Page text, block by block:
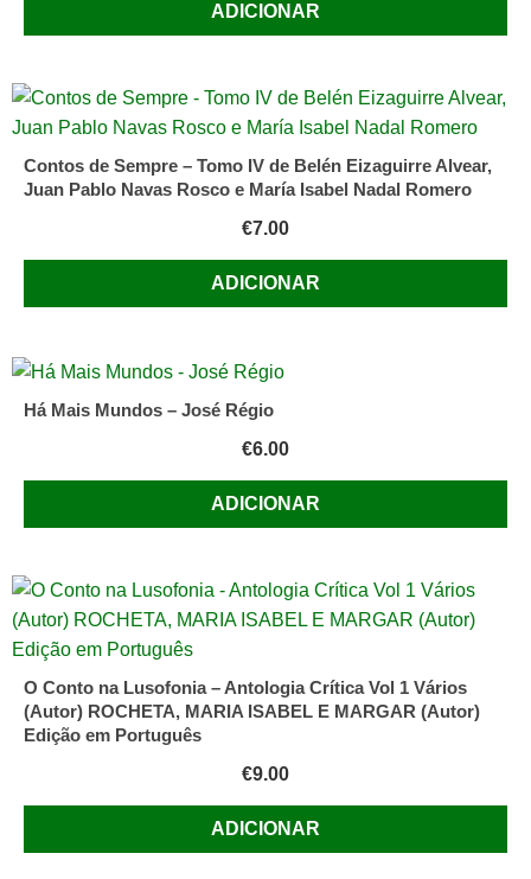
ADICIONAR
Contos de Sempre – Tomo IV de Belén Eizaguirre Alvear,
Juan Pablo Navas Rosco e María Isabel Nadal Romero
€7.00
ADICIONAR
Há Mais Mundos – José Régio
€6.00
ADICIONAR
O Conto na Lusofonia – Antologia Crítica Vol 1 Vários
(Autor) ROCHETA, MARIA ISABEL E MARGAR (Autor)
Edição em Português
€9.00
ADICIONAR